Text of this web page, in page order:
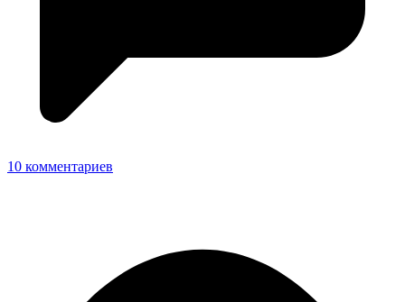
10 комментариев